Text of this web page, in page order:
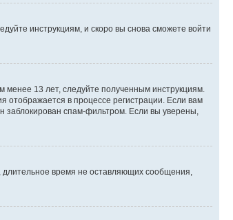
инструкциям, и скоро вы снова сможете войти
13 лет, следуйте полученным инструкциям.
отображается в процессе регистрации. Если вам
спам-фильтром. Если вы уверены,
время не оставляющих сообщения,